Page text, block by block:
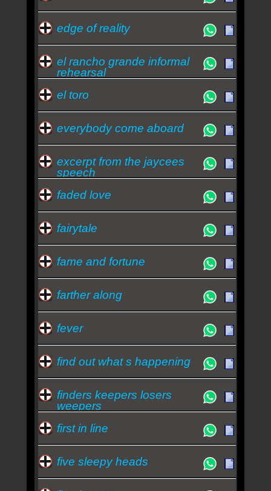
edge of reality
el rancho grande informal
rehearsal
el toro
everybody come aboard
excerpt from the jaycees
speech
faded love
fairytale
fame and fortune
farther along
fever
find out what s happening
finders keepers losers
weepers
first in line
five sleepy heads